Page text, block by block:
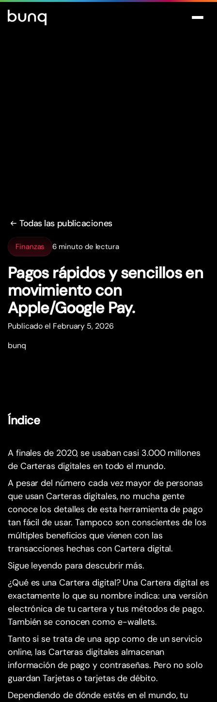
Todas las publicaciones
Finanzas 6 minuto de lectura
Pagos rápidos y sencillos en
movimiento con
Apple/Google Pay.
Publicado el February 5, 2026
bunq
Índice
A finales de 2020, se usaban casi 3.000 millones
de Carteras digitales en todo el mundo.
A pesar del número cada vez mayor de personas
que usan Carteras digitales, no mucha gente
conoce los detalles de esta herramienta de pago
tan fácil de usar. Tampoco son conscientes de los
múltiples beneficios que vienen con las
transacciones hechas con Cartera digital.
Sigue leyendo para descubrir más.
¿Qué es una Cartera digital? Una Cartera digital es
exactamente lo que su nombre indica: una versión
electrónica de tu cartera y tus métodos de pago.
También se conocen como e-wallets.
Tanto si se trata de una app como de un servicio
online, las Carteras digitales almacenan
información de pago y contraseñas. Pero no solo
guardan Tarjetas o tarjetas de débito.
Dependiendo de dónde estés en el mundo, tu